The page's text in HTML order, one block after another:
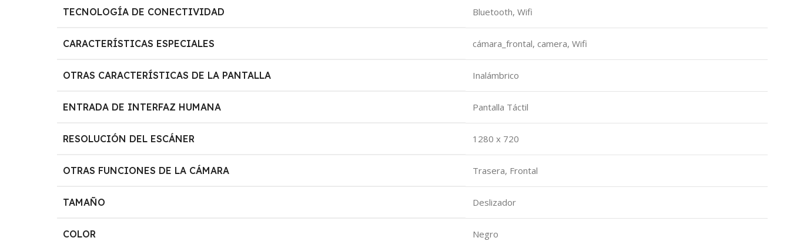
TECNOLOGÍA DE CONECTIVIDAD ‎Bluetooth, Wifi
CARACTERÍSTICAS ESPECIALES ‎cámara_frontal, camera, Wifi
OTRAS CARACTERÍSTICAS DE LA PANTALLA ‎Inalámbrico
ENTRADA DE INTERFAZ HUMANA ‎Pantalla Táctil
RESOLUCIÓN DEL ESCÁNER ‎1280 x 720
OTRAS FUNCIONES DE LA CÁMARA ‎Trasera, Frontal
TAMAÑO ‎Deslizador
COLOR ‎Negro